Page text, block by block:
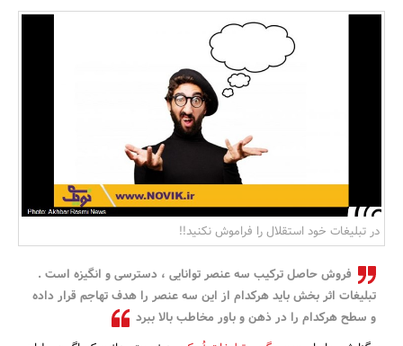
در تبلیغات خود استقلال را فراموش نکنید!!
فروش حاصل ترکیب سه عنصر توانایی ، دسترسی و انگیزه است .
تبلیغات اثر بخش باید هرکدام از این سه عنصر را هدف تهاجم قرار داده
و سطح هرکدام را در ذهن و باور مخاطب بالا ببرد